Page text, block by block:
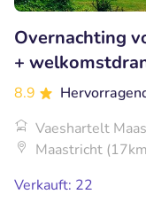
Overnachting
+
8.9
Vaeshartelt
Maastricht
Verkauft: 22